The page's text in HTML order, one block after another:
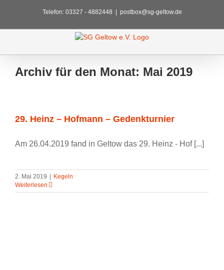
Telefon: 03327 - 4882448 postbox@sg-geltow.de
Archiv für den Monat: Mai 2019
29. Heinz – Hofmann – Gedenkturnier
Am 26.04.2019 fand in Geltow das 29. Heinz - Hof [...]
2. Mai 2019
Kegeln
Weiterlesen